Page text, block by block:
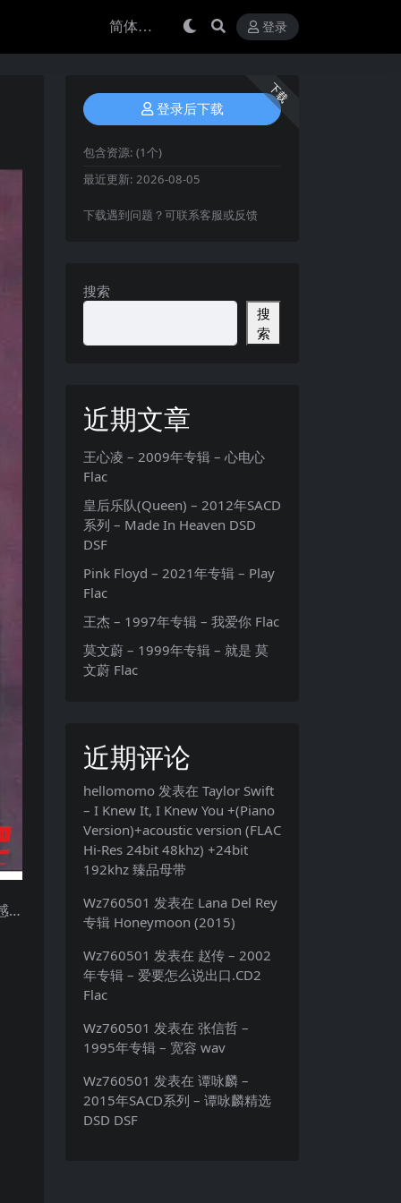
登录
…
下载
登录后下载
包含资源: (1个)
最近更新: 2026-08-05
下载遇到问题？可联系客服或反馈
搜索
搜
索
近期文章
王心凌 – 2009年专辑 – 心电心
Flac
皇后乐队(Queen) – 2012年SACD
系列 – Made In Heaven DSD
DSF
Pink Floyd – 2021年专辑 – Play
Flac
王杰 – 1997年专辑 – 我爱你 Flac
莫文蔚 – 1999年专辑 – 就是 莫
文蔚 Flac
近期评论
hellomomo 发表在 Taylor Swift
– I Knew It, I Knew You +(Piano
Version)+acoustic version (FLAC
Hi-Res 24bit 48khz) +24bit
192khz 臻品母带
Wz760501 发表在 Lana Del Rey
专辑 Honeymoon (2015)
Wz760501 发表在 赵传 – 2002
年专辑 – 爱要怎么说出口.CD2
Flac
Wz760501 发表在 张信哲 –
1995年专辑 – 宽容 wav
Wz760501 发表在 谭咏麟 –
2015年SACD系列 – 谭咏麟精选
DSD DSF